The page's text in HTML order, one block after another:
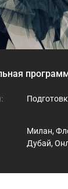
Милан,
Дубай,